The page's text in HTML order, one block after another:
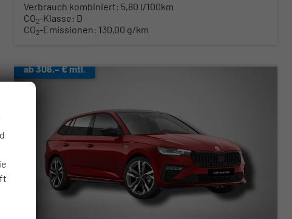
Verbrauch kombiniert: 5,80 l/100km
CO2-Klasse: D
CO2-Emissionen: 130,00 g/km
ab 306,– € mtl.